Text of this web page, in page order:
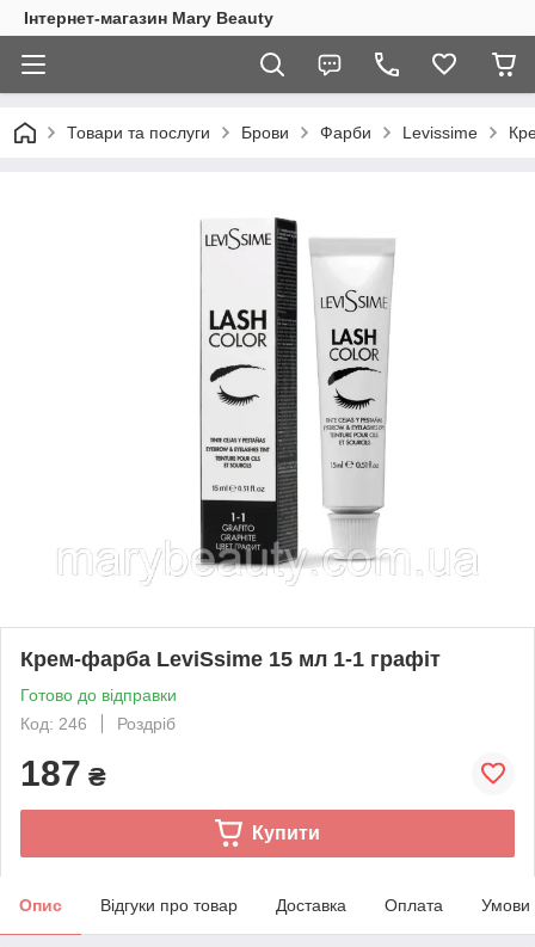
Інтернет-магазин Mary Beauty
Товари та послуги Брови Фарби Levissime
Крем-фарба LeviSsime 15 мл 1-1 графіт
Готово до відправки
Код: 246
Роздріб
187 ₴
Купити
Опис Відгуки про товар Доставка Оплата Умови